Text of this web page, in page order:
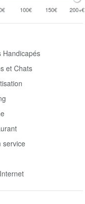
100€ 150€ 200+€
Handicapés
et Chats
service